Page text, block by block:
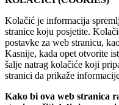
Kolačić je informacija
stranice koju posjetite.
postavke za web stranicu,
Kasnije, kada opet otvorite
šalje natrag kolačiće koji
stranici da prikaže
Kako bi ova web stranica